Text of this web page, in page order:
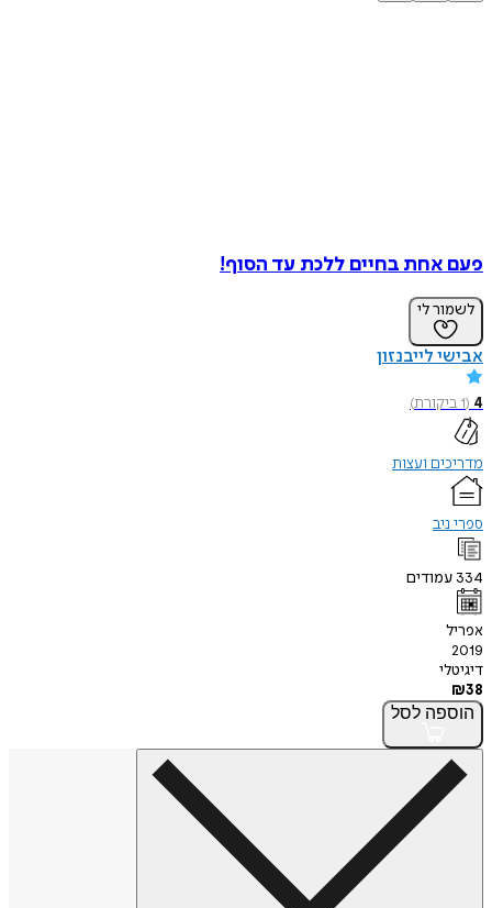
פעם אחת בחיים ללכת עד הסוף!
לשמור לי
אבישי לייבנזון
4
(
1ביקורת)
מדריכים ועצות
ספרי ניב
334 עמודים
אפריל
2019
דיגיטלי
₪38
הוספה לסל